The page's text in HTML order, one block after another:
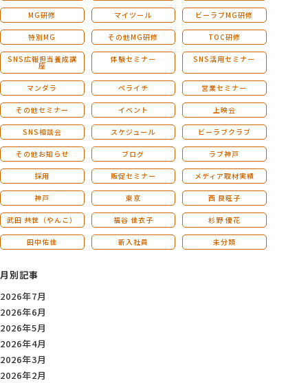
MG研修 マイツール ビーラブMG研修
特別MG その他MG研修 TOC研修
SNS広報担当養成講
座
体験セミナー SNS活用セミナー
マンダラ ペライチ 営業セミナー
その他セミナー イベント 上映会
SNS相談会 スケジュール ビーラブクラブ
その他お知らせ ブログ ラブ神戸
採用 販促セミナー メディア取材実績
神戸 東京 西 良旺子
武田 共世（やんこ） 福谷 佳衣子 杉野 優花
田中佑佳 新入社員 未分類
月別記事
2026年7月
2026年6月
2026年5月
2026年4月
2026年3月
2026年2月